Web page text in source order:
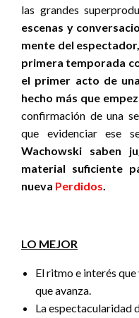
las grandes
escenas y
mente del
primera temporada
el primer acto de
hecho más que
confirmación de una
que evidenciar ese
Wachowski saben
material suficiente
nueva Perdidos.
LO MEJOR
El ritmo e interés
que avanza.
La espectacularidad